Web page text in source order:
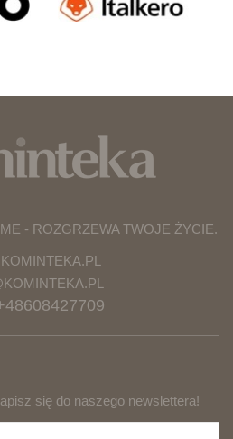
- ROZGRZEWA TWOJE ŻYCIE.
się do naszego newslettera!